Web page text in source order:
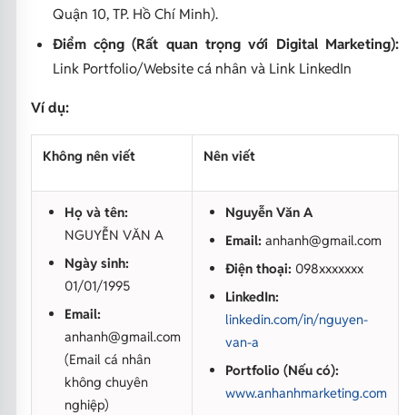
Quận 10, TP. Hồ Chí Minh).
Điểm cộng (Rất quan trọng với Digital Marketing):
Link Portfolio/Website cá nhân và Link LinkedIn
Ví dụ:
Không nên viết Nên viết
Họ và tên:
NGUYỄN VĂN A
Ngày sinh:
01/01/1995
Email:
anhanh@gmail.com
(Email cá nhân
không chuyên
nghiệp)
Nguyễn Văn A
Email: anhanh@gmail.com
Điện thoại: 098xxxxxxx
LinkedIn:
linkedin.com/in/nguyen-
van-a
Portfolio (Nếu có):
www.anhanhmarketing.com